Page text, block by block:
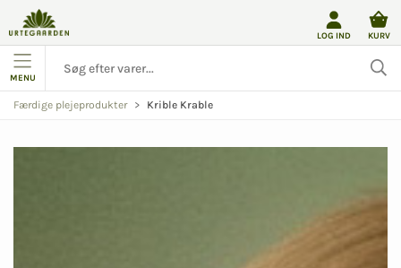
LOG IND KURV
MENU
Færdige plejeprodukter Krible Krable